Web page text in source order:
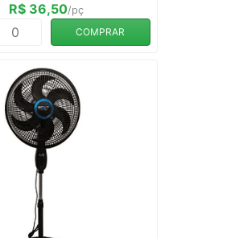
R$ 36,50/pç
COMPRAR